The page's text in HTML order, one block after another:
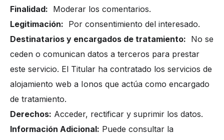
Finalidad: Moderar los comentarios.
Legitimación: Por consentimiento del interesado.
Destinatarios y encargados de tratamiento: No se
ceden o comunican datos a terceros para prestar
este servicio. El Titular ha contratado los servicios de
alojamiento web a Ionos que actúa como encargado
de tratamiento.
Derechos: Acceder, rectificar y suprimir los datos.
Información Adicional: Puede consultar la